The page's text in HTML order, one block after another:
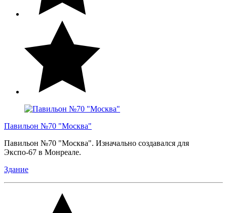
Павильон №70 "Москва"
Павильон №70 "Москва". Изначально создавался для
Экспо-67 в Монреале.
Здание